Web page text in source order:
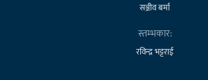
सञ्जीव बर्मा
स्तम्भकार:
रविन्द्र भट्टराई